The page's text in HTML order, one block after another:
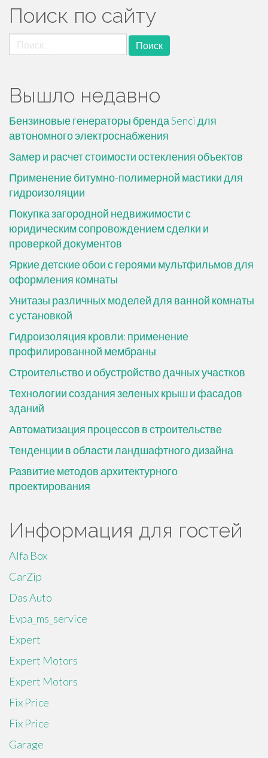
Поиск по сайту
Найти:
Вышло недавно
Бензиновые генераторы бренда Senci для
автономного электроснабжения
Замер и расчет стоимости остекления объектов
Применение битумно-полимерной мастики для
гидроизоляции
Покупка загородной недвижимости с
юридическим сопровождением сделки и
проверкой документов
Яркие детские обои с героями мультфильмов для
оформления комнаты
Унитазы различных моделей для ванной комнаты
с установкой
Гидроизоляция кровли: применение
профилированной мембраны
Строительство и обустройство дачных участков
Технологии создания зеленых крыш и фасадов
зданий
Автоматизация процессов в строительстве
Тенденции в области ландшафтного дизайна
Развитие методов архитектурного
проектирования
Информация для гостей
Alfa Box
CarZip
Das Auto
Evpa_ms_service
Expert
Expert Motors
Expert Motors
Fix Price
Fix Price
Garage